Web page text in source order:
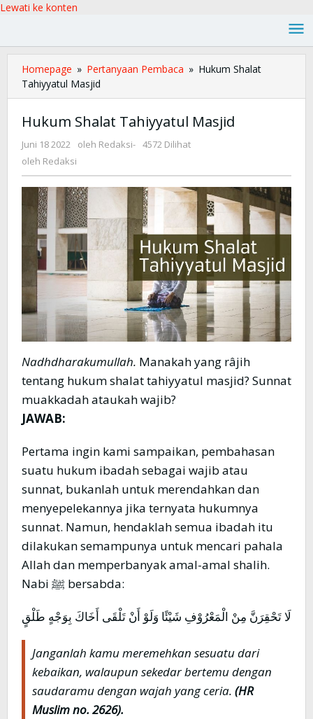
Lewati ke konten
Homepage » Pertanyaan Pembaca » Hukum Shalat
Tahiyyatul Masjid
Hukum Shalat Tahiyyatul Masjid
Juni 18 2022 oleh Redaksi- 4572 Dilihat
oleh Redaksi
Nadhdharakumullah. Manakah yang râjih
tentang hukum shalat tahiyyatul masjid? Sunnat
muakkadah ataukah wajib?
JAWAB:
Pertama ingin kami sampaikan, pembahasan
suatu hukum ibadah sebagai wajib atau
sunnat, bukanlah untuk merendahkan dan
menyepelekannya jika ternyata hukumnya
sunnat. Namun, hendaklah semua ibadah itu
dilakukan semampunya untuk mencari pahala
Allah dan memperbanyak amal-amal shalih.
Nabi ﷺ bersabda:
لَا تَحْقِرَنَّ مِنْ الْمَعْرُوْفِ شَيْئًا وَلَوْ أَنْ تَلْقَى أَخَاكَ بِوَجْهٍ طَلْقٍ
Janganlah kamu meremehkan sesuatu dari
kebaikan, walaupun sekedar bertemu dengan
saudaramu dengan wajah yang ceria. (HR
Muslim no. 2626).